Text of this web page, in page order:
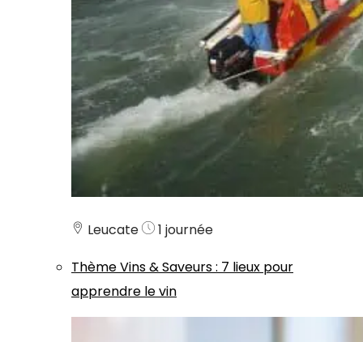
Leucate
1 journée
ThèmeVins & Saveurs: 7 lieux pour
apprendre le vin